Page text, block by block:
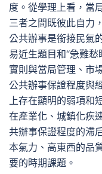
度。從學理上看，當
三者之間既彼此自力
公共辦事是銜接民氣
易近生題目和“急難愁
實則與當局管理、市
公共辦事保證程度與
上存在顯明的弱項和
在產業化、城鎮化疾
共辦事保證程度的滯
本氣力、高東西的品
要的時期課題。